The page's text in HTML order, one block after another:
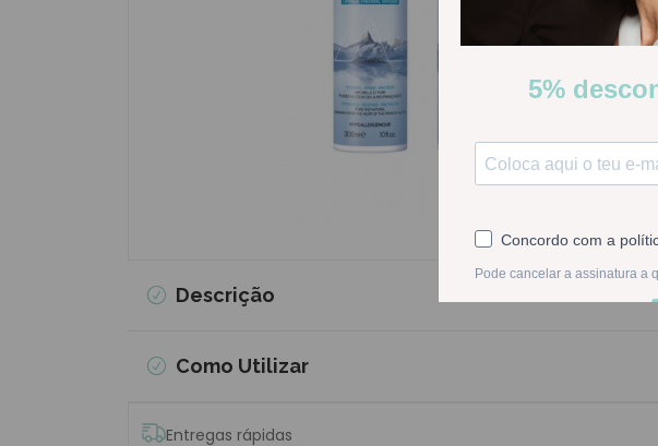
Descrição
Como Utilizar
Entregas rápidas